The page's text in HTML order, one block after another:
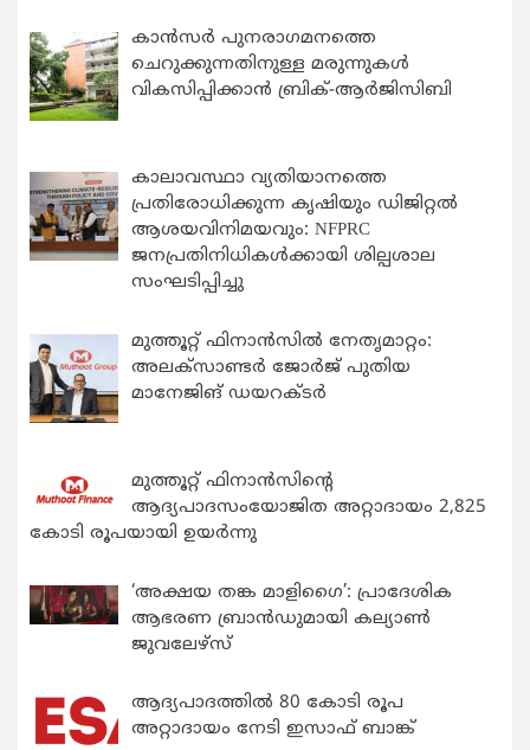
കാന്‍സര്‍ പുനരാഗമനത്തെ
ചെറുക്കുന്നതിനുള്ള മരുന്നുകള്‍
വികസിപ്പിക്കാന്‍ ബ്രിക്-ആര്‍ജിസിബി
കാലാവസ്ഥാ വ്യതിയാനത്തെ
പ്രതിരോധിക്കുന്ന കൃഷിയും ഡിജിറ്റൽ
ആശയവിനിമയവും: NFPRC
ജനപ്രതിനിധികൾക്കായി ശില്പശാല
സംഘടിപ്പിച്ചു
മുത്തൂറ്റ് ഫിനാൻസിൽ നേതൃമാറ്റം:
അലക്സാണ്ടർ ജോർജ് പുതിയ
മാനേജിങ് ഡയറക്ടർ
മുത്തൂറ്റ് ഫിനാൻസിന്റെ
ആദ്യപാദസംയോജിത അറ്റാദായം 2,825
കോടി രൂപയായി ഉയർന്നു
‘അക്ഷയ തങ്ക മാളിഗൈ’: പ്രാദേശിക
ആഭരണ ബ്രാന്‍ഡുമായി കല്യാണ്‍
ജുവലേഴ്‌സ്
ആദ്യപാദത്തിൽ 80 കോടി രൂപ
അറ്റാദായം നേടി ഇസാഫ് ബാങ്ക്